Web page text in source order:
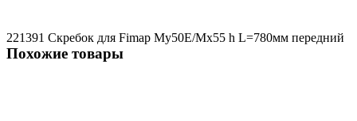
221391 Скребок для Fimap My50E/Мх55 h L=780мм передний
Похожие товары